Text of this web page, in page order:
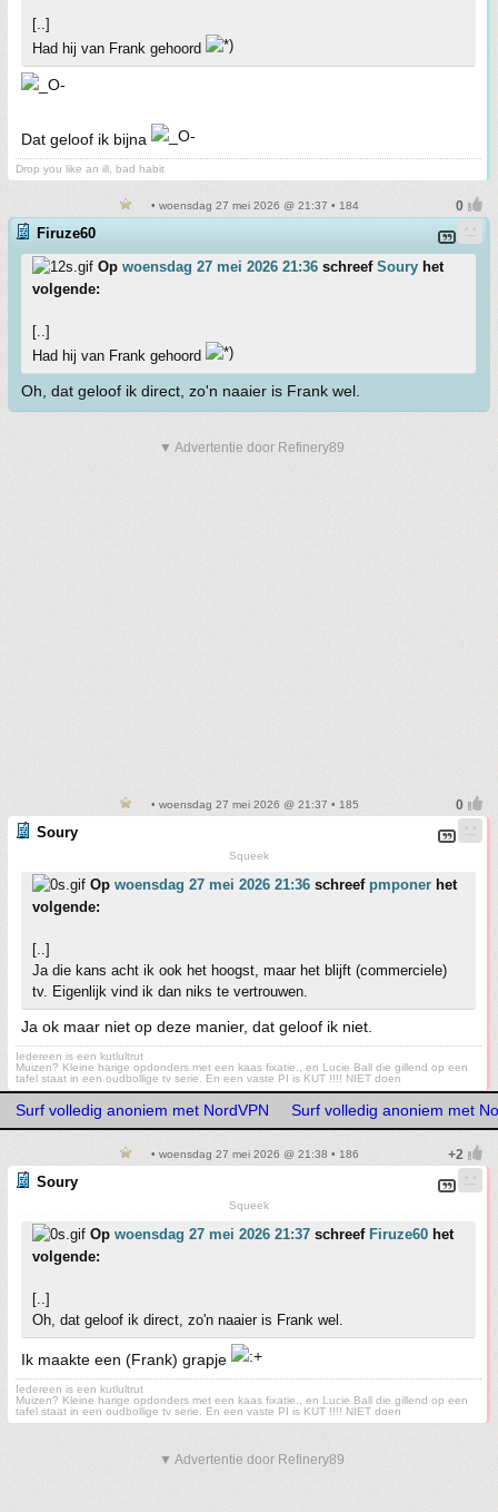
[..]
Had hij van Frank gehoord
Dat geloof ik bijna
Drop you like an ill, bad habit
• woensdag 27 mei 2026 @ 21:37 • 184
Firuze60
Op woensdag 27 mei 2026 21:36 schreef Soury het
volgende:
[..]
Had hij van Frank gehoord
Oh, dat geloof ik direct, zo'n naaier is Frank wel.
▼ Advertentie door Refinery89
• woensdag 27 mei 2026 @ 21:37 • 185
Soury
Squeek
Op woensdag 27 mei 2026 21:36 schreef pmponer het
volgende:
[..]
Ja die kans acht ik ook het hoogst, maar het blijft (commerciele)
tv. Eigenlijk vind ik dan niks te vertrouwen.
Ja ok maar niet op deze manier, dat geloof ik niet.
Iedereen is een kutlultrut
Muizen? Kleine harige opdonders met een kaas fixatie., en Lucie Ball die gillend op een
tafel staat in een oudbollige tv serie. En een vaste PI is KUT !!!! NIET doen
Surf volledig anoniem met NordVPN Surf volledig anoniem met
• woensdag 27 mei 2026 @ 21:38 • 186
Soury
Squeek
Op woensdag 27 mei 2026 21:37 schreef Firuze60 het
volgende:
[..]
Oh, dat geloof ik direct, zo'n naaier is Frank wel.
Ik maakte een (Frank) grapje
Iedereen is een kutlultrut
Muizen? Kleine harige opdonders met een kaas fixatie., en Lucie Ball die gillend op een
tafel staat in een oudbollige tv serie. En een vaste PI is KUT !!!! NIET doen
▼ Advertentie door Refinery89